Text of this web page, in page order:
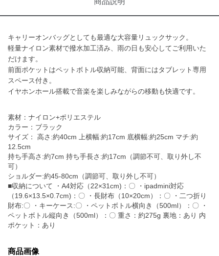
キャリーオンバッグとしても最適な大容量リュックサック。
軽量ナイロン素材で撥水加工済み、雨の日も安心してご利用いた
だけます。
前面ポケットはペットボトル収納可能、背面にはタブレット専用
スペース付き。
イヤホンホール搭載で音楽を楽しみながらの移動も快適です。
素材：ナイロン+ポリエステル
カラー：ブラック
サイズ： 高さ:約40cm 上横幅:約17cm 底横幅:約25cm マチ:約
12.5cm
持ち手高さ:約7cm 持ち手長さ:約17cm（調節不可、取り外し不
可）
ショルダー:約45-80cm（調節可、取り外し不可）
■収納について ・A4対応（22×31cm)：〇 ・ipadmini対応
（19.6×13.5×0.7cm)：〇 ・長財布（10×20cm）：〇 ・二つ折り
財布:〇 ・キーケース:〇 ・ペットボトル横向き（500ml）：〇 ・
ペットボトル縦向き（500ml）：〇 重さ：約275g 裏地：あり 内
ポケット：あり
商品画像